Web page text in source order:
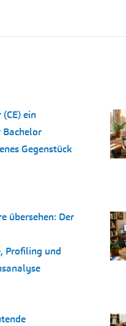
ein
Gegenstück
übersehen: Der
Profiling und